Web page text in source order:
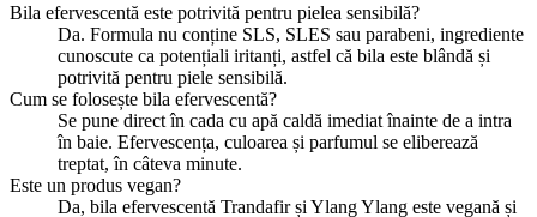
Bila efervescentă este potrivită pentru pielea sensibilă?
Da. Formula nu conține SLS, SLES sau parabeni, ingrediente
cunoscute ca potențiali iritanți, astfel că bila este blândă și
potrivită pentru piele sensibilă.
Cum se folosește bila efervescentă?
Se pune direct în cada cu apă caldă imediat înainte de a intra
în baie. Efervescența, culoarea și parfumul se eliberează
treptat, în câteva minute.
Este un produs vegan?
Da, bila efervescentă Trandafir și Ylang Ylang este vegană și